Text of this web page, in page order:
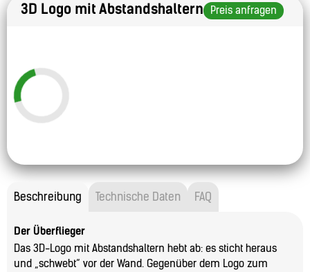
3D Logo mit Abstandshaltern Preis anfragen
Beschreibung Technische Daten FAQ
Der Überflieger
Das 3D-Logo mit Abstandshaltern hebt ab: es sticht heraus
und „schwebt“ vor der Wand. Gegenüber dem Logo zum